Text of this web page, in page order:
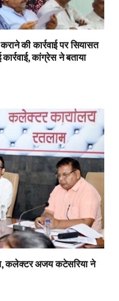
की कार्रवाई पर सियासत
कांग्रेस ने बताया
कलेक्टर अजय कटेसरिया ने